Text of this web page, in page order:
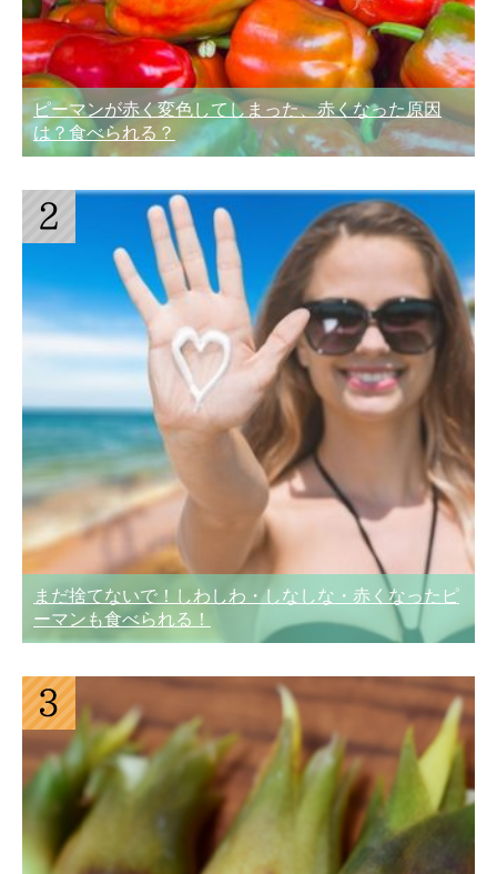
ピーマンが赤く変色してしまった、赤くなった原因
は？食べられる？
まだ捨てないで！しわしわ・しなしな・赤くなったピ
ーマンも食べられる！